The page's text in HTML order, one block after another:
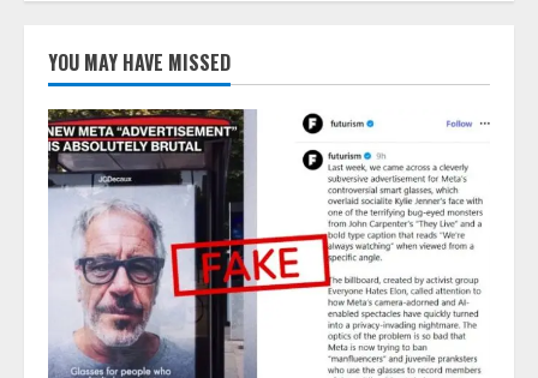
YOU MAY HAVE MISSED